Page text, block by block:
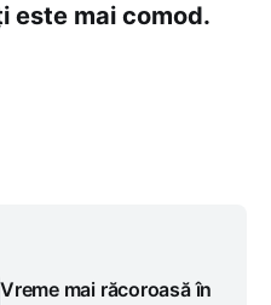
este mai comod.
Vreme mai răcoroasă în